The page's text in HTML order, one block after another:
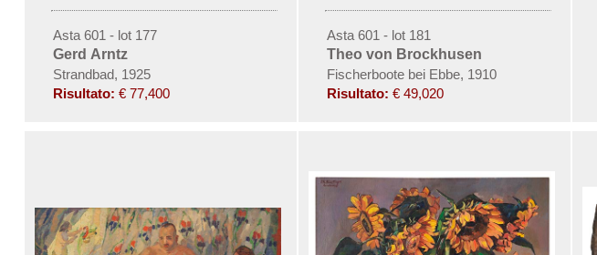
Asta 601 - lot 177
Gerd Arntz
Strandbad, 1925
Risultato: € 77,400
Asta 601 - lot 181
Theo von Brockhusen
Fischerboote bei Ebbe, 1910
Risultato: € 49,020